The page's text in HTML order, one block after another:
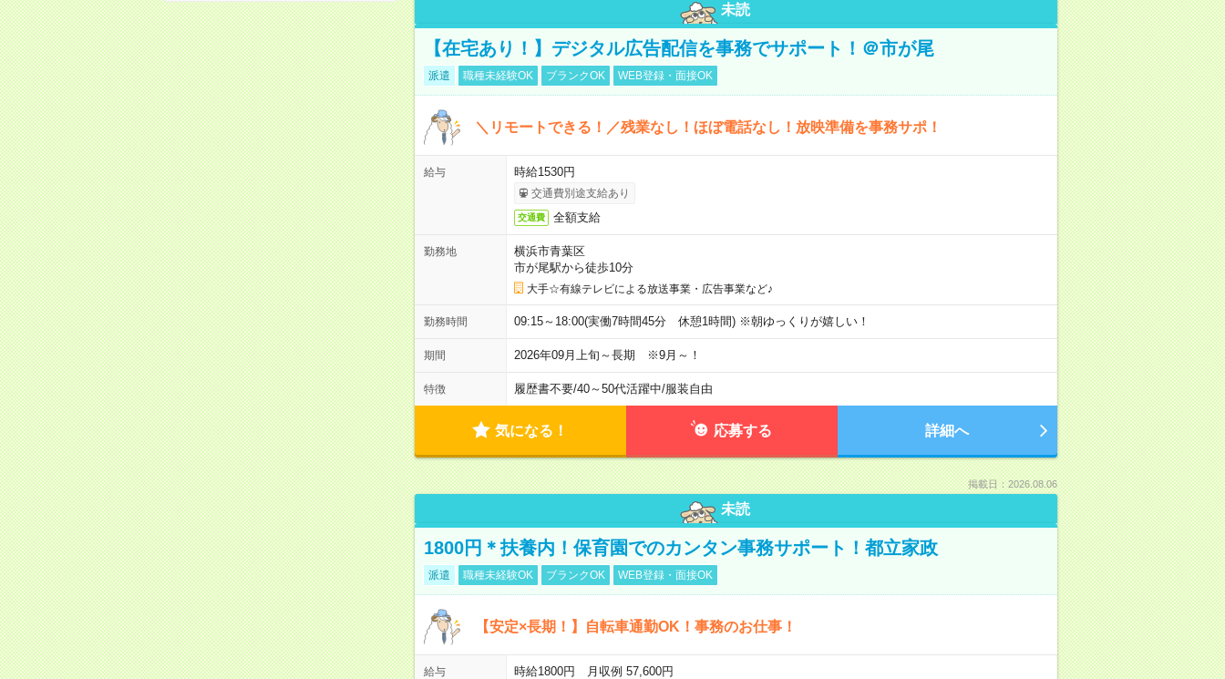
未読
【在宅あり！】デジタル広告配信を事務でサポート！＠市が尾
派遣 職種未経験OK ブランクOK WEB登録・面接OK
＼リモートできる！／残業なし！ほぼ電話なし！放映準備を事務サポ！
給与 時給1530円
交通費別途支給あり
交通費 全額支給
勤務地
横浜市青葉区
市が尾駅から徒歩10分
大手☆有線テレビによる放送事業・広告事業など♪
勤務時間 09:15～18:00(実働7時間45分 休憩1時間) ※朝ゆっくりが嬉しい！
期間 2026年09月上旬～長期 ※9月～！
特徴 履歴書不要/40～50代活躍中/服装自由
気になる！ 応募する 詳細へ
掲載日：2026.08.06
未読
1800円＊扶養内！保育園でのカンタン事務サポート！都立家政
派遣 職種未経験OK ブランクOK WEB登録・面接OK
【安定×長期！】自転車通勤OK！事務のお仕事！
給与 時給1800円 月収例 57,600円